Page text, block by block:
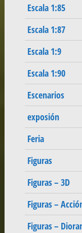
Escala 1:85
Escala 1:87
Escala 1:9
Escala 1:90
Escenarios
exposión
Feria
Figuras
Figuras – 3D
Figuras –
Figuras –